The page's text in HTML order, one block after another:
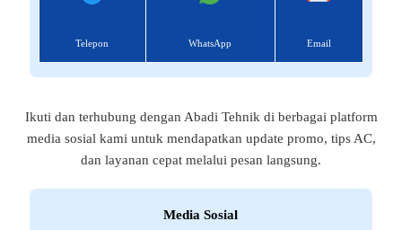
Telepon WhatsApp Email
Ikuti dan terhubung dengan Abadi Tehnik di berbagai platform
media sosial kami untuk mendapatkan update promo, tips AC,
dan layanan cepat melalui pesan langsung.
Media Sosial